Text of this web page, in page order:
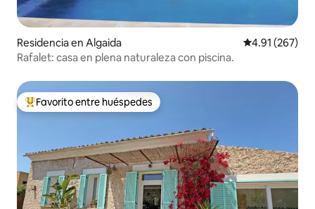
Residencia en Algaida Calificación
4.91 (267)
Rafalet: casa en plena naturaleza con piscina.
De los mejores en Favorito entre huéspedes
Favorito entre huéspedes